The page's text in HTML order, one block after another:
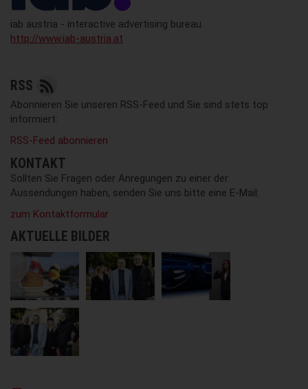
iab austria - interactive advertising bureau
http://www.iab-austria.at
RSS
Abonnieren Sie unseren RSS-Feed und Sie sind stets top
informiert:
RSS-Feed abonnieren
KONTAKT
Sollten Sie Fragen oder Anregungen zu einer der
Aussendungen haben, senden Sie uns bitte eine E-Mail:
zum Kontaktformular
AKTUELLE BILDER